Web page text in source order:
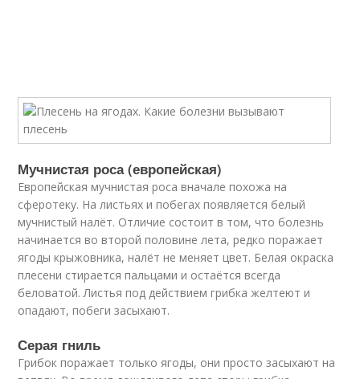
Мучнистая роса (европейская)
Европейская мучнистая роса вначале похожа на
сферотеку. На листьях и побегах появляется белый
мучнистый налёт. Отличие состоит в том, что болезнь
начинается во второй половине лета, редко поражает
ягоды крыжовника, налёт не меняет цвет. Белая окраска
плесени стирается пальцами и остаётся всегда
беловатой. Листья под действием грибка желтеют и
опадают, побеги засыхают.
Серая гниль
Грибок поражает только ягоды, они просто засыхают на